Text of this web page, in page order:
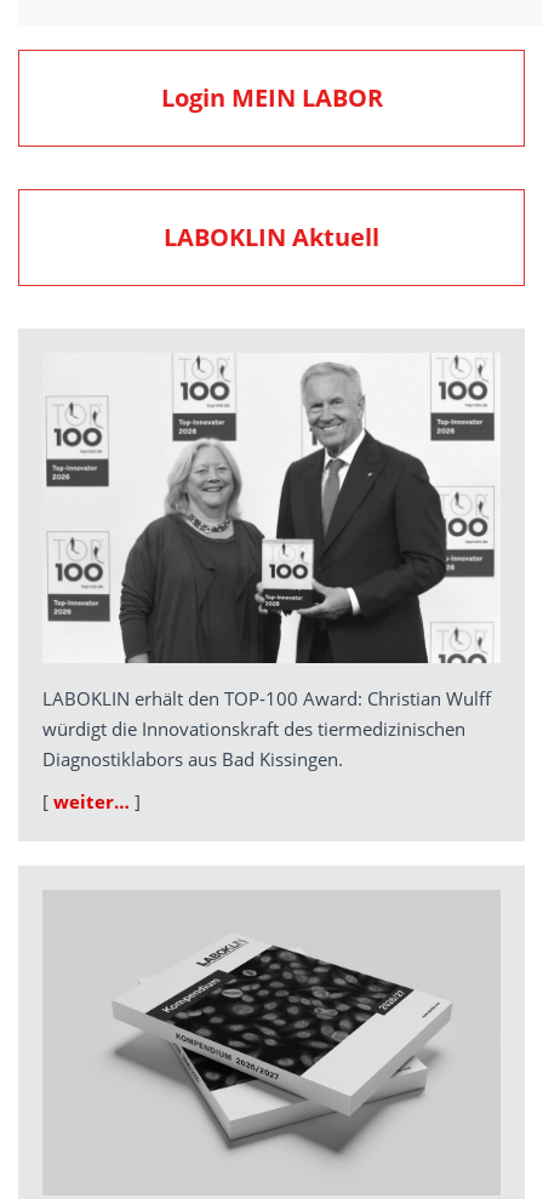
Login MEIN LABOR
LABOKLIN Aktuell
LABOKLIN erhält den TOP‑100 Award: Christian Wulff
würdigt die Innovationskraft des tiermedizinischen
Diagnostiklabors aus Bad Kissingen.
[ weiter… ]